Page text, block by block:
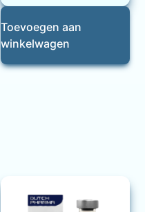
Toevoegen aan
winkelwagen